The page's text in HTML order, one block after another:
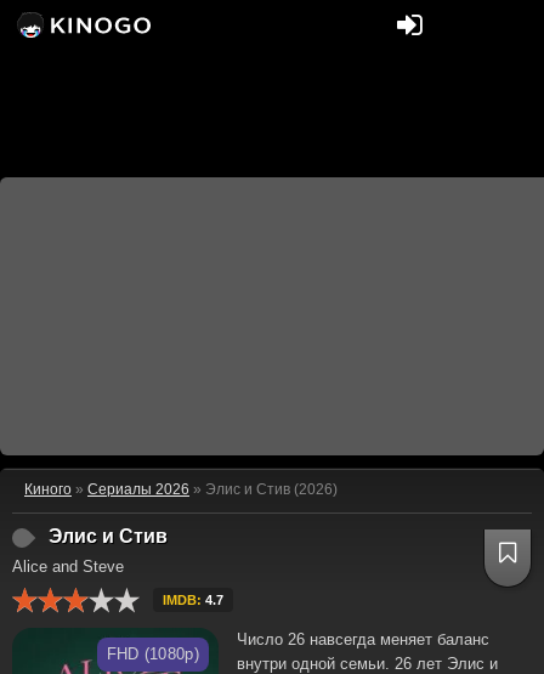
Киного » Сериалы 2026 » Элис и Стив (2026)
Элис и Стив
Alice and Steve
IMDB: 4.7
FHD (1080p)
Число 26 навсегда меняет баланс
внутри одной семьи. 26 лет Элис и